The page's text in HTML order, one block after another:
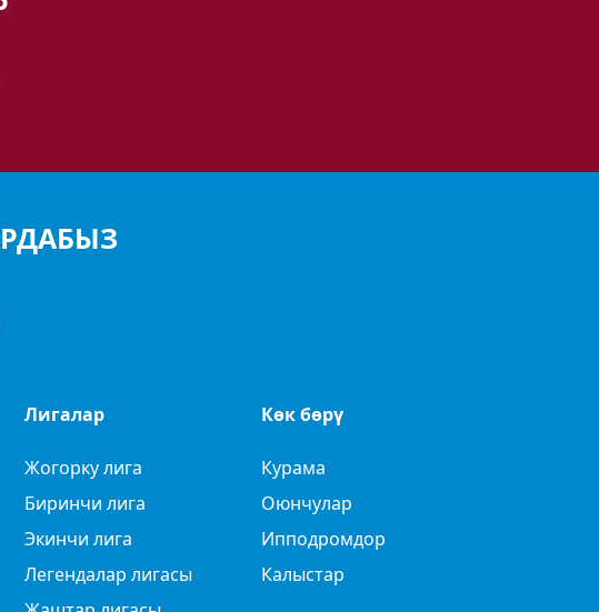
Лигалар
Жогорку лига
Биринчи лига
Экинчи лига
Легендалар лигасы
Көк бөрү
Курама
Оюнчулар
Ипподромдор
Калыстар